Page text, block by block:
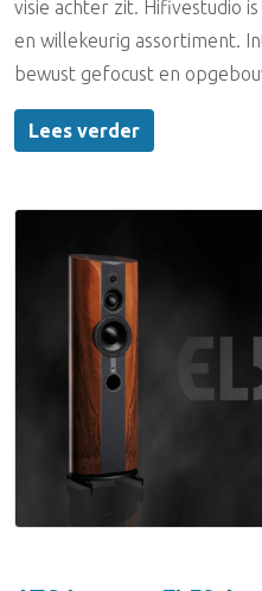
visie achter zit. Hifivestudio
en willekeurig assortiment.
bewust gefocust en
Lees verder